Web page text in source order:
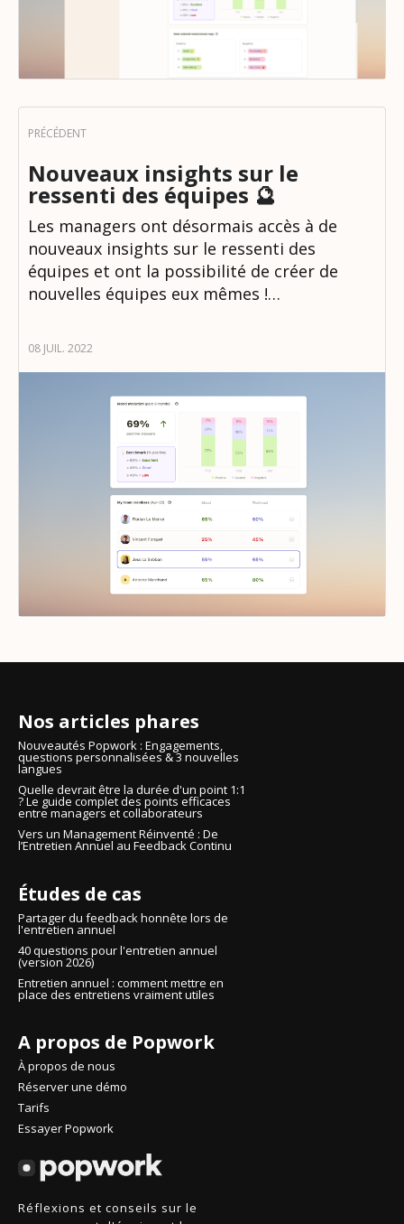
Nouveaux insights sur le
ressenti des équipes 🔮
Les managers ont désormais accès à de
nouveaux insights sur le ressenti des
équipes et ont la possibilité de créer de
nouvelles équipes eux mêmes !…
08 JUIL. 2022
Réflexions et conseils sur le
Nos articles phares
Nouveautés Popwork : Engagements,
questions personnalisées & 3 nouvelles
langues
Quelle devrait être la durée d'un point 1:1
? Le guide complet des points efficaces
entre managers et collaborateurs
Vers un Management Réinventé : De
l’Entretien Annuel au Feedback Continu
Études de cas
Partager du feedback honnête lors de
l'entretien annuel
40 questions pour l'entretien annuel
(version 2026)
Entretien annuel : comment mettre en
place des entretiens vraiment utiles
A propos de Popwork
À propos de nous
Réserver une démo
Tarifs
Essayer Popwork